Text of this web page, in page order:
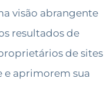
visão abrangente
resultados de
de sites
e aprimorem sua